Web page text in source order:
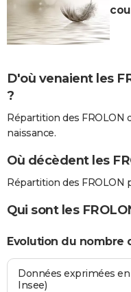
D'où venaient les
?
Répartition des FROLON
naissance.
Où décèdent les
Répartition des FROLON
Qui sont les
Evolution du nombre
Données exprimées
Insee)